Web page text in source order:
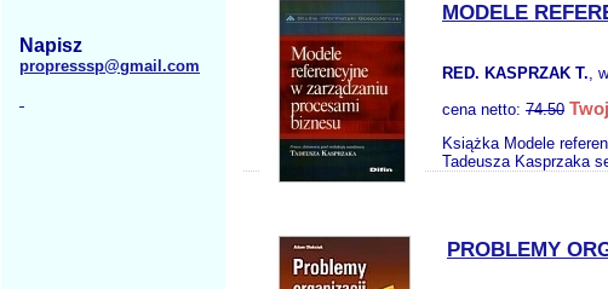
Napisz
propresssp@gmail.com
MODELE
RED. KASPRZAK T.,
cena netto: 74.50
Książka Modele
Tadeusza Kasprzaka
PROBLEMY